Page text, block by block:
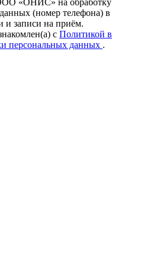
(номер телефона) в
и записи на приём.
с Политикой в
персональных данных .